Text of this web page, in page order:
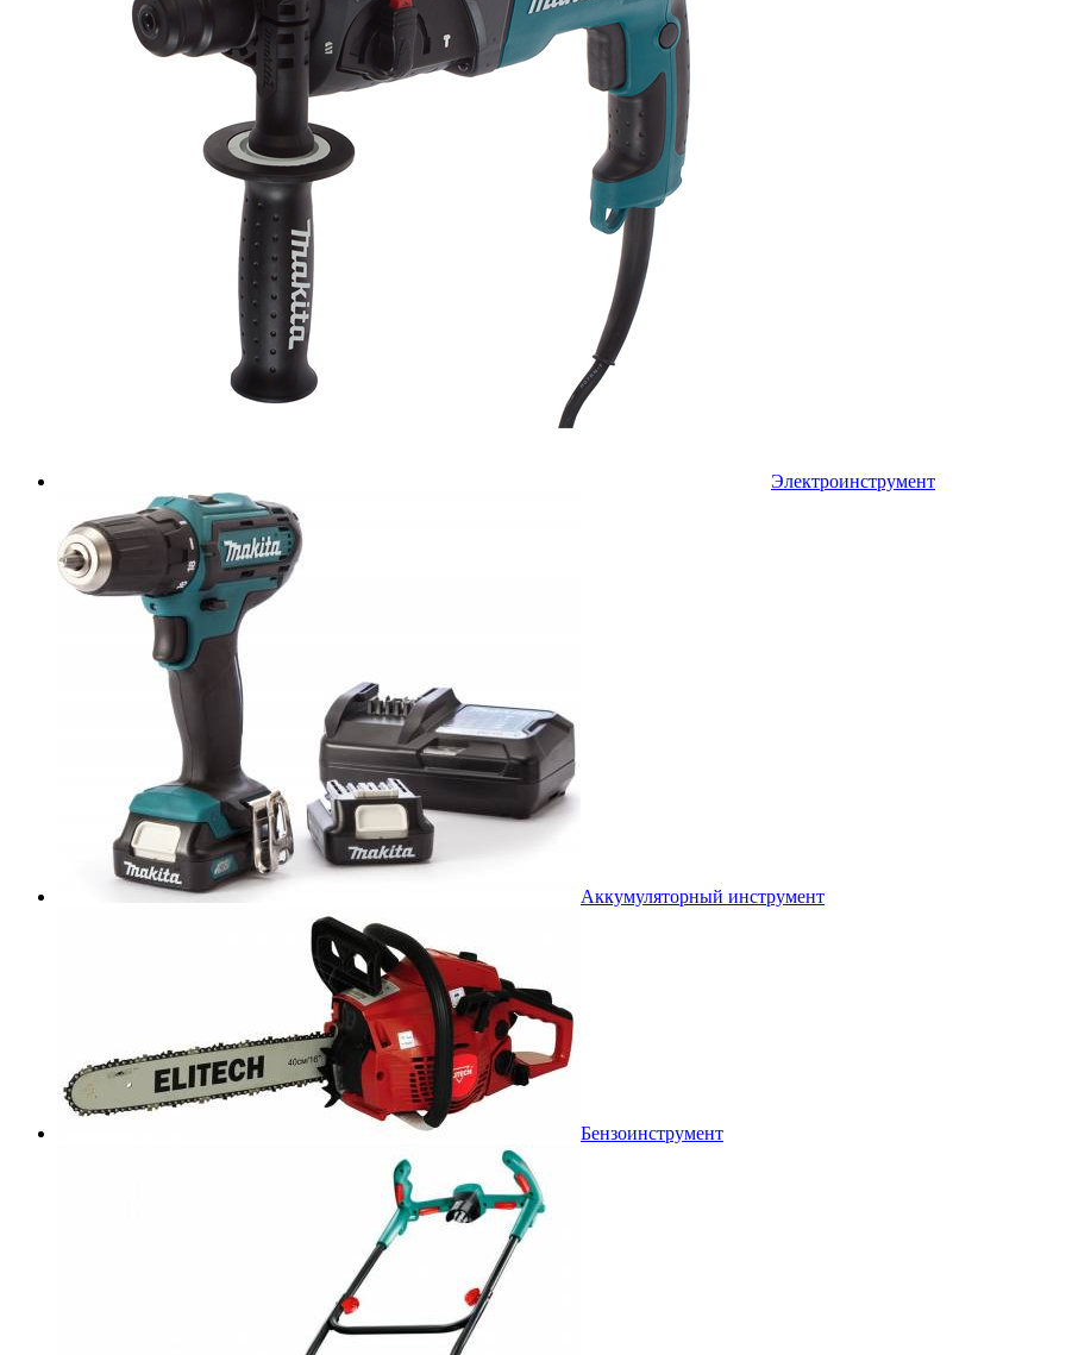
Электроинструмент
Аккумуляторный инструмент
Бензоинструмент